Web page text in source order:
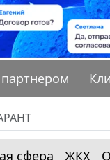
сфера ЖКХ